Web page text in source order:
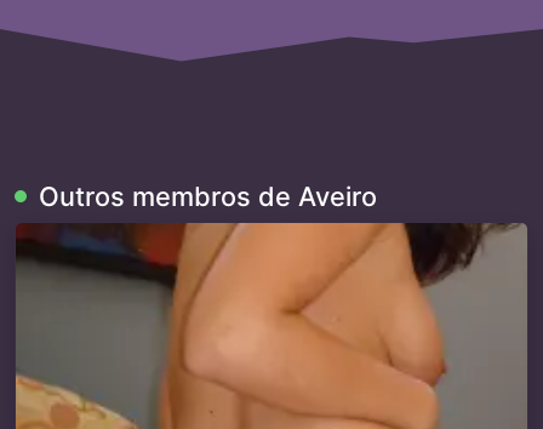
Outros membros de Aveiro